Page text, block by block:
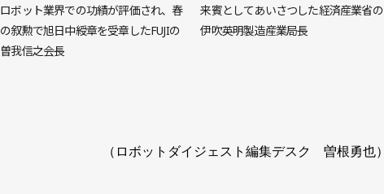
ロボット業界での功績が評価され、春
の叙勲で旭日中綬章を受章したFUJIの
曽我信之会長
来賓としてあいさつした経済産業省の
伊吹英明製造産業局長
（ロボットダイジェスト編集デスク 曽根勇也）